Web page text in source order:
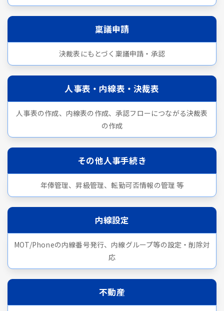
稟議申請
決裁表にもとづく稟議申請・承認
人事表・内線表・決裁表
人事表の作成、内線表の作成、承認フローにつながる決裁表
の作成
その他人事手続き
年俸管理、昇級管理、転勤可否情報の管理 等
内線設定
MOT/Phoneの内線番号発行、内線グループ等の設定・削除対
応
不動産